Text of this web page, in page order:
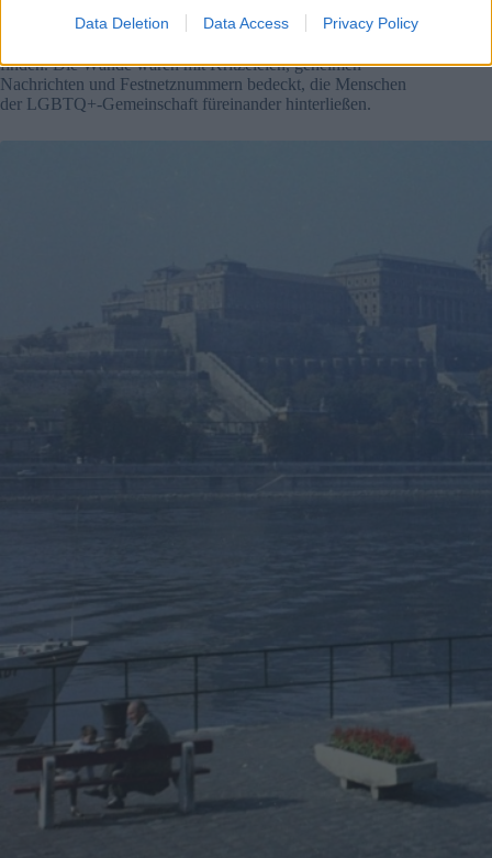
Data Deletion Data Access Privacy Policy
anzustoßen. Öffentliche Toiletten dienten auch strategischen
finden. Die Wände waren mit Kritzeleien, geheimen
Nachrichten und Festnetznummern bedeckt, die Menschen
der LGBTQ+-Gemeinschaft füreinander hinterließen.